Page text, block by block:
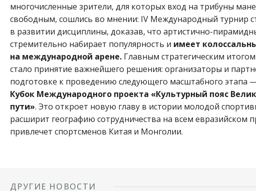
многочисленные зрители, для которых вход на трибуны
свободным, сошлись во мнении: IV Международный турнир
в развитии дисциплины, доказав, что артистично-
стремительно набирает популярность и имеет
на международной арене. Главным стратегическим
стало принятие важнейшего решения: организаторы и
подготовке к проведению следующего масштабного этапа
Кубок Международного проекта «Культурный пояс
пути». Это откроет новую главу в истории молодой
расширит географию сотрудничества на всем евразийском
привлечет спортсменов Китая и Монголии.
ДРУГИЕ НОВОСТИ